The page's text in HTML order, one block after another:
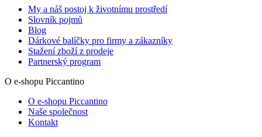
My a náš postoj k životnímu prostředí
Slovník pojmů
Blog
Dárkové balíčky pro firmy a zákazníky
Stažení zboží z prodeje
Partnerský program
O e-shopu Piccantino
O e-shopu Piccantino
Naše společnost
Kontakt